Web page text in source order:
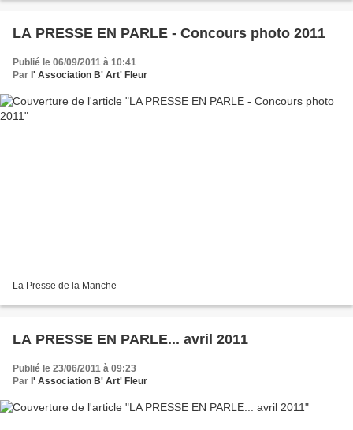
LA PRESSE EN PARLE - Concours photo 2011
Publié le 06/09/2011 à 10:41
Par l' Association B' Art' Fleur
La Presse de la Manche
LA PRESSE EN PARLE... avril 2011
Publié le 23/06/2011 à 09:23
Par l' Association B' Art' Fleur